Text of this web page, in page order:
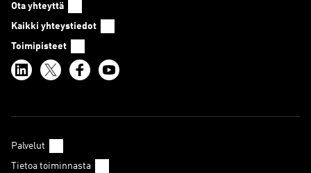
Ota yhteyttä
Kaikki yhteystiedot
Toimipisteet
Palvelut
Tietoa toiminnasta